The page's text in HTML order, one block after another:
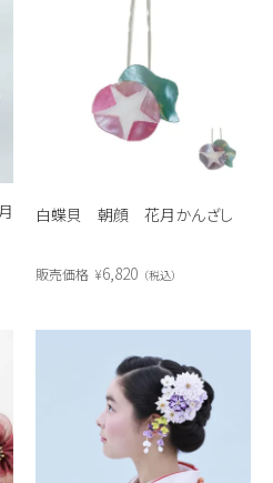
白蝶貝 朝顔 花月かんざし
販売価格 ¥6,820 税込